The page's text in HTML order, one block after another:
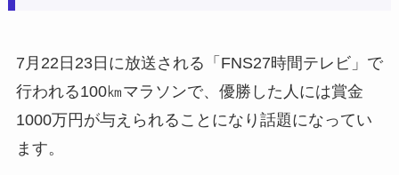
7月22日23日に放送される「FNS27時間テレビ」で
行われる100㎞マラソンで、優勝した人には賞金
1000万円が与えられることになり話題になってい
ます。